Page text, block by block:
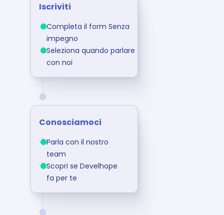
Iscriviti
Completa il form Senza
impegno
Seleziona quando parlare
con noi
Conosciamoci
Parla con il nostro
team
Scopri se Develhope
fa per te